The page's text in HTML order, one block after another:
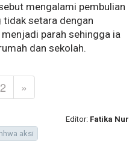
mengalami pembulian
tidak setara dengan
parah sehingga ia
dan sekolah.
2 »
Editor: Fatika Nur
aksi